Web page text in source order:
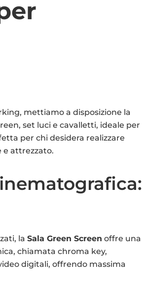
mettiamo a disposizione la
set luci e cavalletti, ideale per
per chi desidera realizzare
e attrezzato.
la Sala Green Screen offre una
chiamata chroma key,
digitali, offrendo massima